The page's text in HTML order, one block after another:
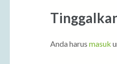
Anda harus masuk